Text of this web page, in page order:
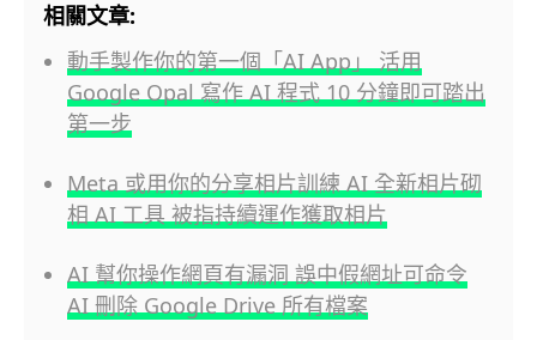
相關文章:
動手製作你的第一個「AI App」 活用
Google Opal 寫作 AI 程式 10 分鐘即可踏出
第一步
Meta 或用你的分享相片訓練 AI 全新相片砌
相 AI 工具 被指持續運作獲取相片
AI 幫你操作網頁有漏洞 誤中假網址可命令
AI 刪除 Google Drive 所有檔案